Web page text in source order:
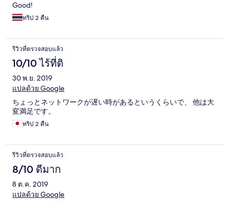
Good!
ทริป 2 คืน
รีวิวที่ตรวจสอบแล้ว
10/10 ไร้ที่ติ
30 พ.ย. 2019
แปลด้วย Google
ちょっとネットワークが遅い時があるというくらいで、 他は大
変満足です。
ทริป 2 คืน
รีวิวที่ตรวจสอบแล้ว
8/10 ดีมาก
8 ต.ค. 2019
แปลด้วย Google